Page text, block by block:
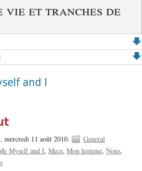
vie et tranches de
and I
mercredi 11 août 2010.
General
Myself and I Mecs Mon homme Nous